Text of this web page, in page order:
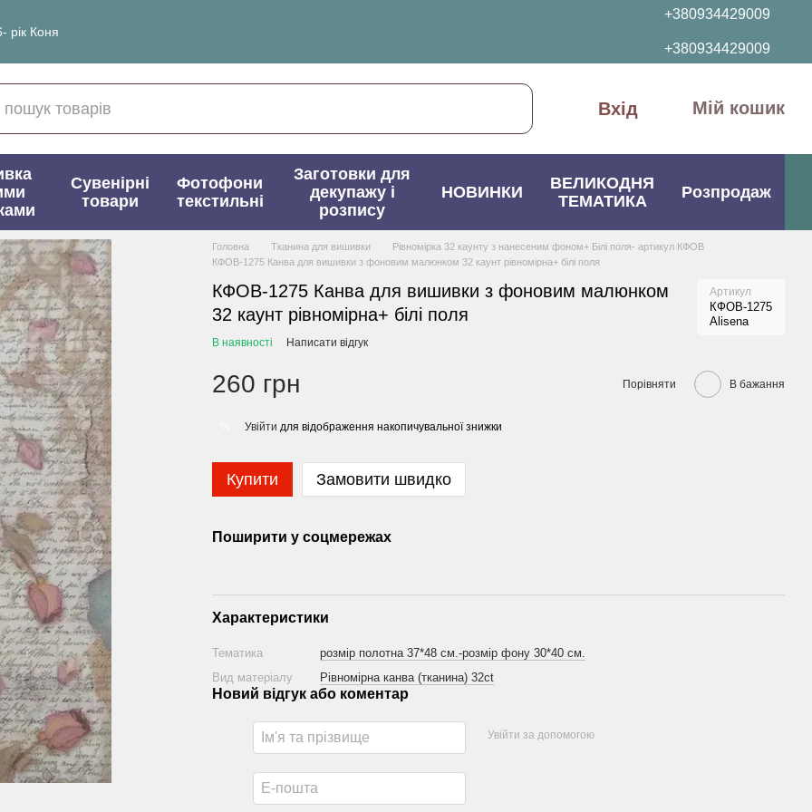
рік Коня
+380934429009
+380934429009
Вхід Мій кошик
Сувенірні
товари
Фотофони
текстильні
Заготовки для
декупажу і
розпису
НОВИНКИ
ВЕЛИКОДНЯ
ТЕМАТИКА
Розпродаж
Головна Тканина для вишивки
Рівномірка 32 каунту з нанесеним фоном+ Білі поля- артикул КФОВ
КФОВ-1275 Канва для вишивки з фоновим малюнком 32 каунт рівномірна+ білі поля
КФОВ-1275 Канва для вишивки з фоновим малюнком
32 каунт рівномірна+ білі поля
Артикул
КФОВ-1275
Alisena
В наявності Написати відгук
260 грн Порівняти В бажання
Увійти для відображення накопичувальної знижки
Купити Замовити швидко
Поширити у соцмережах
Характеристики
Тематика
розмір полотна 37*48 см.-розмір фону 30*40 см.
Вид матеріалу
Рівномірна канва (тканина) 32ct
Новий відгук або коментар
Увійти за допомогою